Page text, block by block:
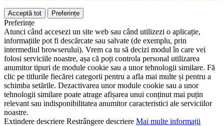
Acceptă tot Preferințe
Preferințe
Atunci când accesezi un site web sau când utilizezi o aplicație,
informațiile pot fi descărcate sau salvate (de exemplu, prin
intermediul browserului). Vrem ca tu să decizi modul în care vei
folosi serviciile noastre, așa că poți controla personal utilizarea
anumitor tipuri de module cookie sau a unor tehnologii similare. Fă
clic pe titlurile fiecărei categorii pentru a afla mai multe și pentru a
schimba setările. Dezactivarea unor module cookie sau a unor
tehnologii similare poate atrage afișarea unui conținut mai puțin
relevant sau indisponibilitatea anumitor caracteristici ale serviciilor
noastre.
Extindere descriere Restrângere descriere Mai multe informații